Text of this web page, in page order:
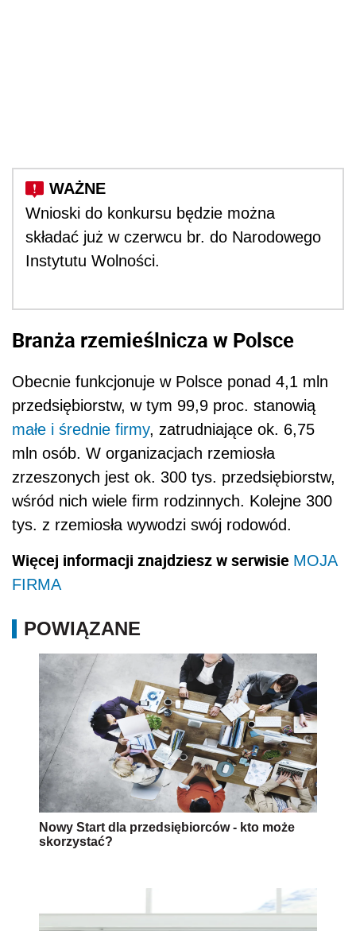
Wnioski do konkursu będzie można
składać już w czerwcu br. do Narodowego
Instytutu Wolności.
Branża rzemieślnicza w Polsce
Obecnie funkcjonuje w Polsce ponad 4,1 mln
przedsiębiorstw, w tym 99,9 proc. stanowią
małe i średnie firmy, zatrudniające ok. 6,75
mln osób. W organizacjach rzemiosła
zrzeszonych jest ok. 300 tys. przedsiębiorstw,
wśród nich wiele firm rodzinnych. Kolejne 300
tys. z rzemiosła wywodzi swój rodowód.
Więcej informacji znajdziesz w serwisie MOJA
FIRMA
POWIĄZANE
Nowy Start dla przedsiębiorców - kto może
skorzystać?